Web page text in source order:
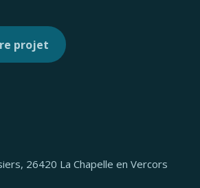
projet
26420 La Chapelle en Vercors